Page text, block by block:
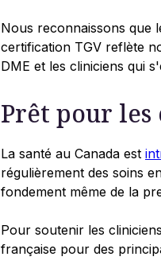
Nous reconnaissons que
certification TGV reflète
DME et les cliniciens qui
Prêt pour les
La santé au Canada est
régulièrement des soins
fondement même de la
Pour soutenir les
française pour des